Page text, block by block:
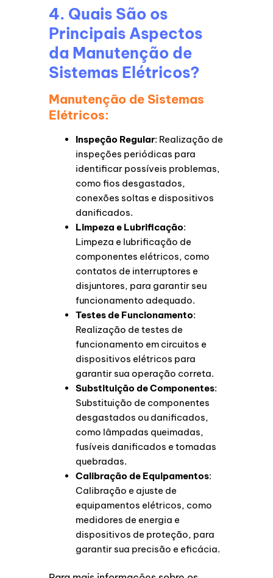
4. Quais São os
Principais Aspectos
da Manutenção de
Sistemas Elétricos?
Manutenção de Sistemas
Elétricos:
Inspeção Regular: Realização de
inspeções periódicas para
identificar possíveis problemas,
como fios desgastados,
conexões soltas e dispositivos
danificados.
Limpeza e Lubrificação:
Limpeza e lubrificação de
componentes elétricos, como
contatos de interruptores e
disjuntores, para garantir seu
funcionamento adequado.
Testes de Funcionamento:
Realização de testes de
funcionamento em circuitos e
dispositivos elétricos para
garantir sua operação correta.
Substituição de Componentes:
Substituição de componentes
desgastados ou danificados,
como lâmpadas queimadas,
fusíveis danificados e tomadas
quebradas.
Calibração de Equipamentos:
Calibração e ajuste de
equipamentos elétricos, como
medidores de energia e
dispositivos de proteção, para
garantir sua precisão e eficácia.